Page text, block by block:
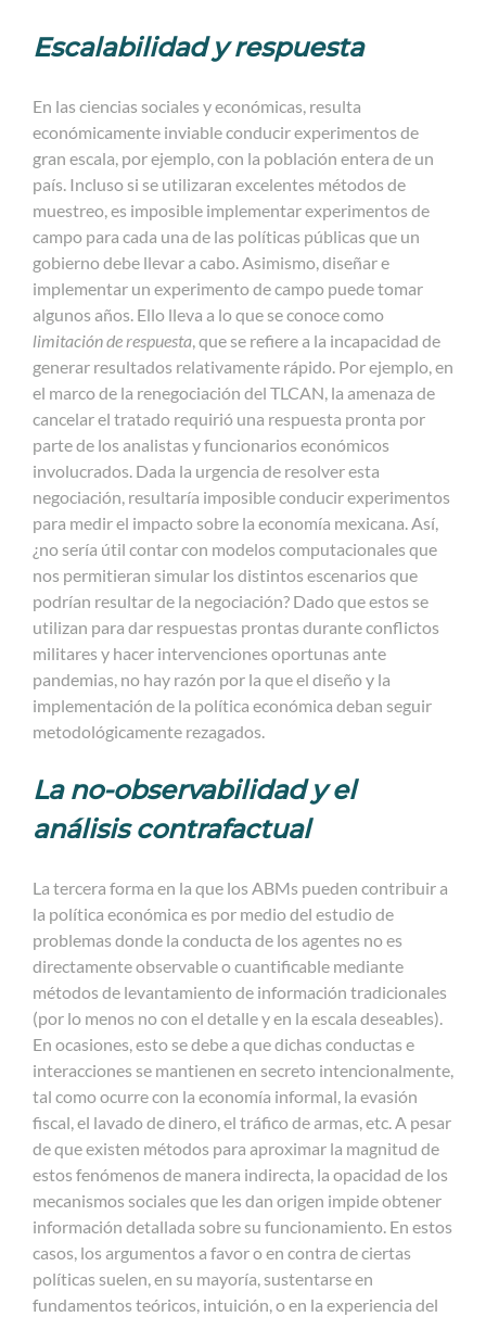
Escalabilidad y respuesta
En las ciencias sociales y económicas, resulta
económicamente inviable conducir experimentos de
gran escala, por ejemplo, con la población entera de un
país. Incluso si se utilizaran excelentes métodos de
muestreo, es imposible implementar experimentos de
campo para cada una de las políticas públicas que un
gobierno debe llevar a cabo. Asimismo, diseñar e
implementar un experimento de campo puede tomar
algunos años. Ello lleva a lo que se conoce como
limitación de respuesta, que se refiere a la incapacidad de
generar resultados relativamente rápido. Por ejemplo, en
el marco de la renegociación del TLCAN, la amenaza de
cancelar el tratado requirió una respuesta pronta por
parte de los analistas y funcionarios económicos
involucrados. Dada la urgencia de resolver esta
negociación, resultaría imposible conducir experimentos
para medir el impacto sobre la economía mexicana. Así,
¿no sería útil contar con modelos computacionales que
nos permitieran simular los distintos escenarios que
podrían resultar de la negociación? Dado que estos se
utilizan para dar respuestas prontas durante conflictos
militares y hacer intervenciones oportunas ante
pandemias, no hay razón por la que el diseño y la
implementación de la política económica deban seguir
metodológicamente rezagados.
La no-observabilidad y el
análisis contrafactual
La tercera forma en la que los ABMs pueden contribuir a
la política económica es por medio del estudio de
problemas donde la conducta de los agentes no es
directamente observable o cuantificable mediante
métodos de levantamiento de información tradicionales
(por lo menos no con el detalle y en la escala deseables).
En ocasiones, esto se debe a que dichas conductas e
interacciones se mantienen en secreto intencionalmente,
tal como ocurre con la economía informal, la evasión
fiscal, el lavado de dinero, el tráfico de armas, etc. A pesar
de que existen métodos para aproximar la magnitud de
estos fenómenos de manera indirecta, la opacidad de los
mecanismos sociales que les dan origen impide obtener
información detallada sobre su funcionamiento. En estos
casos, los argumentos a favor o en contra de ciertas
políticas suelen, en su mayoría, sustentarse en
fundamentos teóricos, intuición, o en la experiencia del